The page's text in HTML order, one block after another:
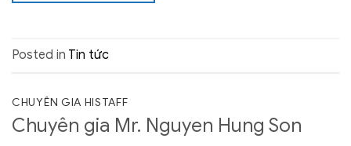
Posted in Tin tức
CHUYÊN GIA HISTAFF
Chuyên gia Mr. Nguyen Hung Son